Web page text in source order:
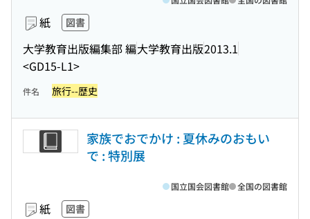
紙 図書
大学教育出版編集部 編大学教育出版2013.1
<GD15-L1>
件名 旅行--歴史
家族でおでかけ : 夏休みのおもい
で : 特別展
紙 図書
国立国会図書館 全国の図書館